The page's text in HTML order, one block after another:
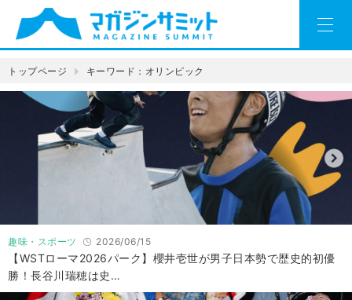
トップページ キーワード：オリンピック
趣味・スポーツ 2026/06/15
【WSTローマ2026パーク】櫻井壱世が男子日本勢で歴史的初優
勝！長谷川瑞穂は史…